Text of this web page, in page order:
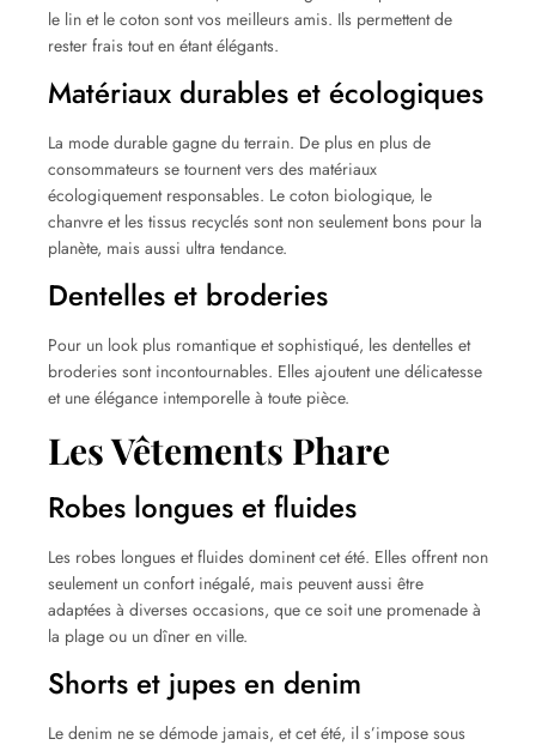
le lin et le coton sont vos meilleurs amis. Ils permettent de
rester frais tout en étant élégants.
Matériaux durables et écologiques
La mode durable gagne du terrain. De plus en plus de
consommateurs se tournent vers des matériaux
écologiquement responsables. Le coton biologique, le
chanvre et les tissus recyclés sont non seulement bons pour la
planète, mais aussi ultra tendance.
Dentelles et broderies
Pour un look plus romantique et sophistiqué, les dentelles et
broderies sont incontournables. Elles ajoutent une délicatesse
et une élégance intemporelle à toute pièce.
Les Vêtements Phare
Robes longues et fluides
Les robes longues et fluides dominent cet été. Elles offrent non
seulement un confort inégalé, mais peuvent aussi être
adaptées à diverses occasions, que ce soit une promenade à
la plage ou un dîner en ville.
Shorts et jupes en denim
Le denim ne se démode jamais, et cet été, il s’impose sous